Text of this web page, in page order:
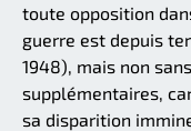
toute opposition
guerre est depuis
1948), mais non
supplémentaires,
sa disparition